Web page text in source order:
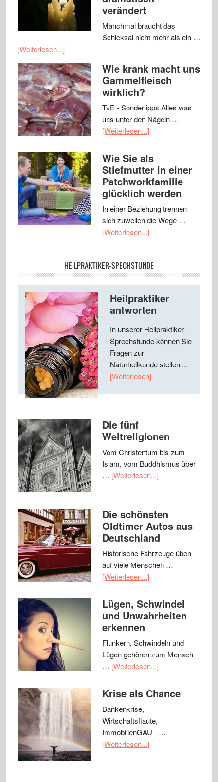
verändert
Manchmal braucht das
Schicksal nicht mehr als ein …
[Weiterlesen...]
Wie krank macht uns
Gammelfleisch
wirklich?
TvE - Sondertipps Alles was
uns unter den Nägeln …
[Weiterlesen...]
Wie Sie als
Stiefmutter in einer
Patchworkfamilie
glücklich werden
In einer Beziehung trennen
sich zuweilen die Wege …
[Weiterlesen...]
HEILPRAKTIKER-SPECHSTUNDE
Heilpraktiker
antworten
In unserer Heilpraktiker-
Sprechstunde können Sie
Fragen zur
Naturheilkunde stellen ...
[Weiterlesen]
Die fünf
Weltreligionen
Vom Christentum bis zum
Islam, vom Buddhismus über
… [Weiterlesen...]
Die schönsten
Oldtimer Autos aus
Deutschland
Historische Fahrzeuge üben
auf viele Menschen …
[Weiterlesen...]
Lügen, Schwindel
und Unwahrheiten
erkennen
Flunkern, Schwindeln und
Lügen gehören zum Mensch
… [Weiterlesen...]
Krise als Chance
Bankenkrise,
Wirtschaftsflaute,
ImmobilienGAU - …
[Weiterlesen...]